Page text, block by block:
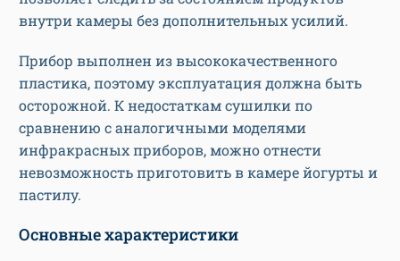
внутри камеры без дополнительных усилий.
Прибор выполнен из высококачественного
пластика, поэтому эксплуатация должна быть
осторожной. К недостаткам сушилки по
сравнению с аналогичными моделями
инфракрасных приборов, можно отнести
невозможность приготовить в камере йогурты и
пастилу.
Основные характеристики